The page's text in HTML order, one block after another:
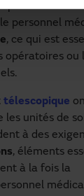
portes
personnel
, ce qui est
opératoires ou
télescopique
les unités de
à des
, éléments
à la fois la